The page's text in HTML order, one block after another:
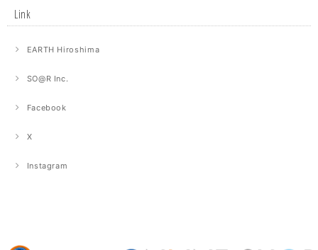
Link
EARTH Hiroshima
SO@R Inc.
Facebook
X
Instagram